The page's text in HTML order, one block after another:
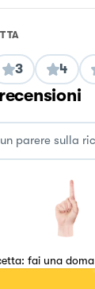
3 4
fai una